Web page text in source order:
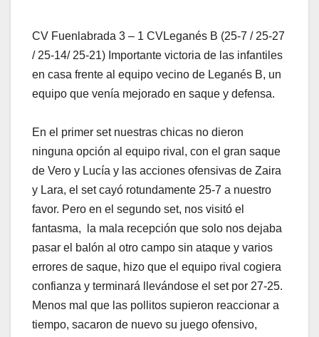
CV Fuenlabrada 3 – 1 CVLeganés B (25-7 / 25-27
/ 25-14/ 25-21) Importante victoria de las infantiles
en casa frente al equipo vecino de Leganés B, un
equipo que venía mejorado en saque y defensa.
En el primer set nuestras chicas no dieron
ninguna opción al equipo rival, con el gran saque
de Vero y Lucía y las acciones ofensivas de Zaira
y Lara, el set cayó rotundamente 25-7 a nuestro
favor. Pero en el segundo set, nos visitó el
fantasma, la mala recepción que solo nos dejaba
pasar el balón al otro campo sin ataque y varios
errores de saque, hizo que el equipo rival cogiera
confianza y terminará llevándose el set por 27-25.
Menos mal que las pollitos supieron reaccionar a
tiempo, sacaron de nuevo su juego ofensivo,